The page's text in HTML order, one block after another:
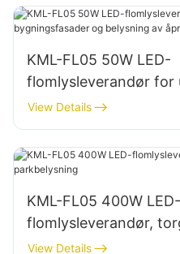
KML-FL05 50W LED-
flomlysleverandør for
bygningsfasader og
av åpne områder
View Details
KML-FL05 400W LED-
flomlysleverandør,
parkbelysning
View Details